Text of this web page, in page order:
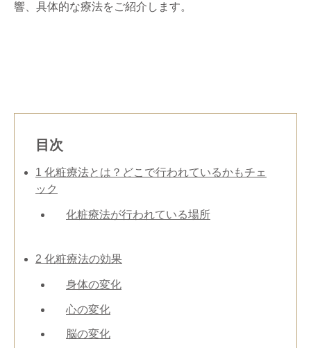
響、具体的な療法をご紹介します。
目次
1 化粧療法とは？どこで行われているかもチェ
ック
化粧療法が行われている場所
2 化粧療法の効果
身体の変化
心の変化
脳の変化